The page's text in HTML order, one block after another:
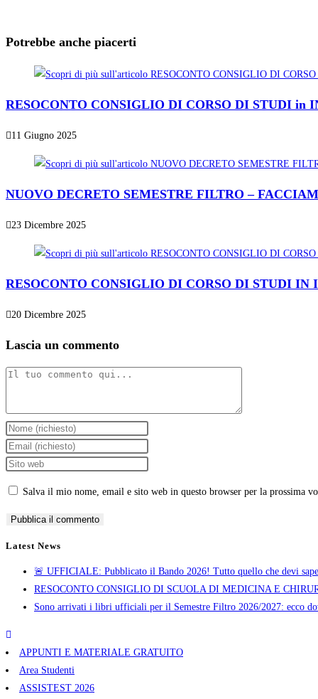
Potrebbe anche piacerti
RESOCONTO CONSIGLIO DI CORSO DI STUDI in
11 Giugno 2025
NUOVO DECRETO SEMESTRE FILTRO –
23 Dicembre 2025
RESOCONTO CONSIGLIO DI CORSO DI STUDI IN
20 Dicembre 2025
Lascia un commento
Salva il mio nome, email e sito web in questo browser per la prossima
Latest News
🚨 UFFICIALE: Pubblicato il Bando 2026! Tutto quello che devi
RESOCONTO CONSIGLIO DI SCUOLA DI MEDICINA E
Sono arrivati i libri ufficiali per il Semestre Filtro 2026/2027: ecco
APPUNTI E MATERIALE GRATUITO
Area Studenti
ASSISTEST 2026